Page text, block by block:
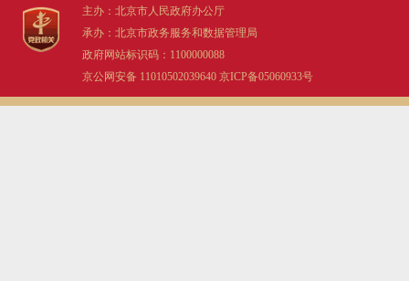
主办：北京市人民政府办公厅
承办：北京市政务服务和数据管理局
政府网站标识码：1100000088
京公网安备 11010502039640 京ICP备05060933号